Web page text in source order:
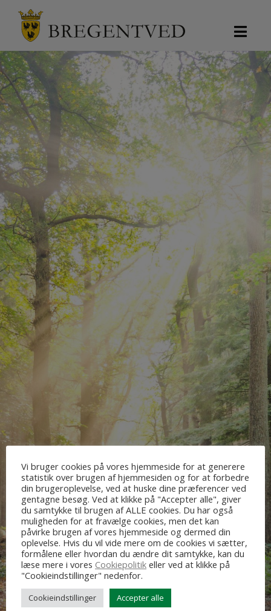
Vi bruger cookies på vores hjemmeside for at generere
statistik over brugen af hjemmesiden og for at forbedre
din brugeroplevelse, ved at huske dine præferencer ved
gentagne besøg. Ved at klikke på "Accepter alle", giver
du samtykke til brugen af ALLE cookies. Du har også
muligheden for at fravælge cookies, men det kan
påvirke brugen af vores hjemmeside og dermed din
oplevelse. Hvis du vil vide mere om de cookies vi sætter,
formålene eller hvordan du ændre dit samtykke, kan du
læse mere i vores Cookiepolitik eller ved at klikke på
"Cookieindstillinger" nedenfor.
Cookieindstillinger Accepter alle